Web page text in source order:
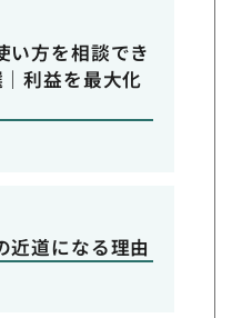
い方を相談でき
利益を最大化
近道になる理由